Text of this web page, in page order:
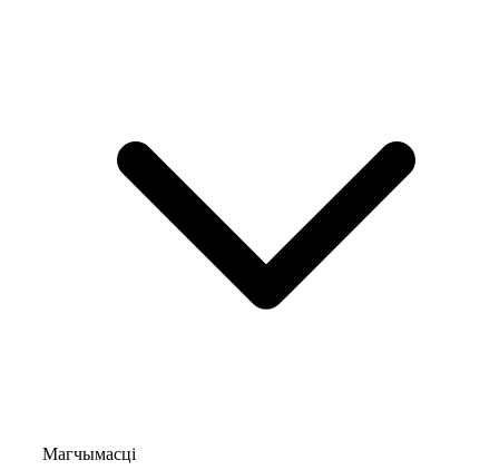
Магчымасці